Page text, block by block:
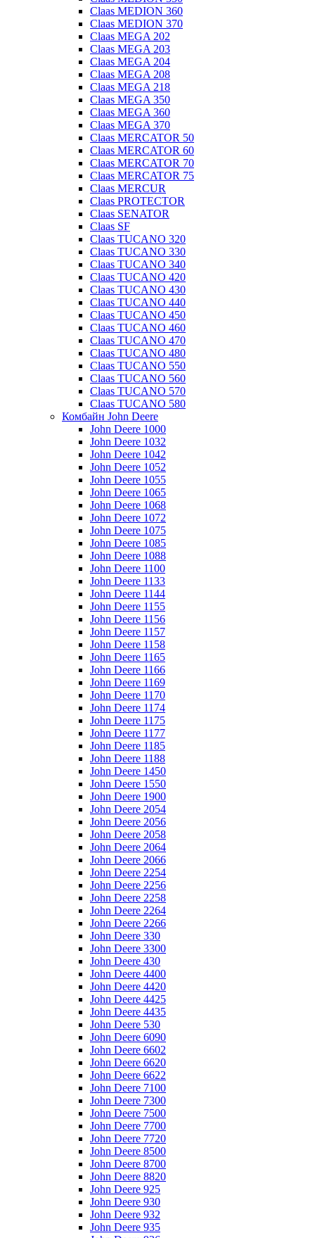
Claas MEDION 360
Claas MEDION 370
Claas MEGA 202
Claas MEGA 203
Claas MEGA 204
Claas MEGA 208
Claas MEGA 218
Claas MEGA 350
Claas MEGA 360
Claas MEGA 370
Claas MERCATOR 50
Claas MERCATOR 60
Claas MERCATOR 70
Claas MERCATOR 75
Claas MERCUR
Claas PROTECTOR
Claas SENATOR
Claas SF
Claas TUCANO 320
Claas TUCANO 330
Claas TUCANO 340
Claas TUCANO 420
Claas TUCANO 430
Claas TUCANO 440
Claas TUCANO 450
Claas TUCANO 460
Claas TUCANO 470
Claas TUCANO 480
Claas TUCANO 550
Claas TUCANO 560
Claas TUCANO 570
Claas TUCANO 580
Комбайн John Deere
John Deere 1000
John Deere 1032
John Deere 1042
John Deere 1052
John Deere 1055
John Deere 1065
John Deere 1068
John Deere 1072
John Deere 1075
John Deere 1085
John Deere 1088
John Deere 1100
John Deere 1133
John Deere 1144
John Deere 1155
John Deere 1156
John Deere 1157
John Deere 1158
John Deere 1165
John Deere 1166
John Deere 1169
John Deere 1170
John Deere 1174
John Deere 1175
John Deere 1177
John Deere 1185
John Deere 1188
John Deere 1450
John Deere 1550
John Deere 1900
John Deere 2054
John Deere 2056
John Deere 2058
John Deere 2064
John Deere 2066
John Deere 2254
John Deere 2256
John Deere 2258
John Deere 2264
John Deere 2266
John Deere 330
John Deere 3300
John Deere 430
John Deere 4400
John Deere 4420
John Deere 4425
John Deere 4435
John Deere 530
John Deere 6090
John Deere 6602
John Deere 6620
John Deere 6622
John Deere 7100
John Deere 7300
John Deere 7500
John Deere 7700
John Deere 7720
John Deere 8500
John Deere 8700
John Deere 8820
John Deere 925
John Deere 930
John Deere 932
John Deere 935